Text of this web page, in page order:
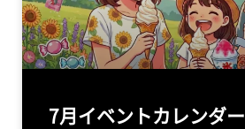
7月イベントカレンダー